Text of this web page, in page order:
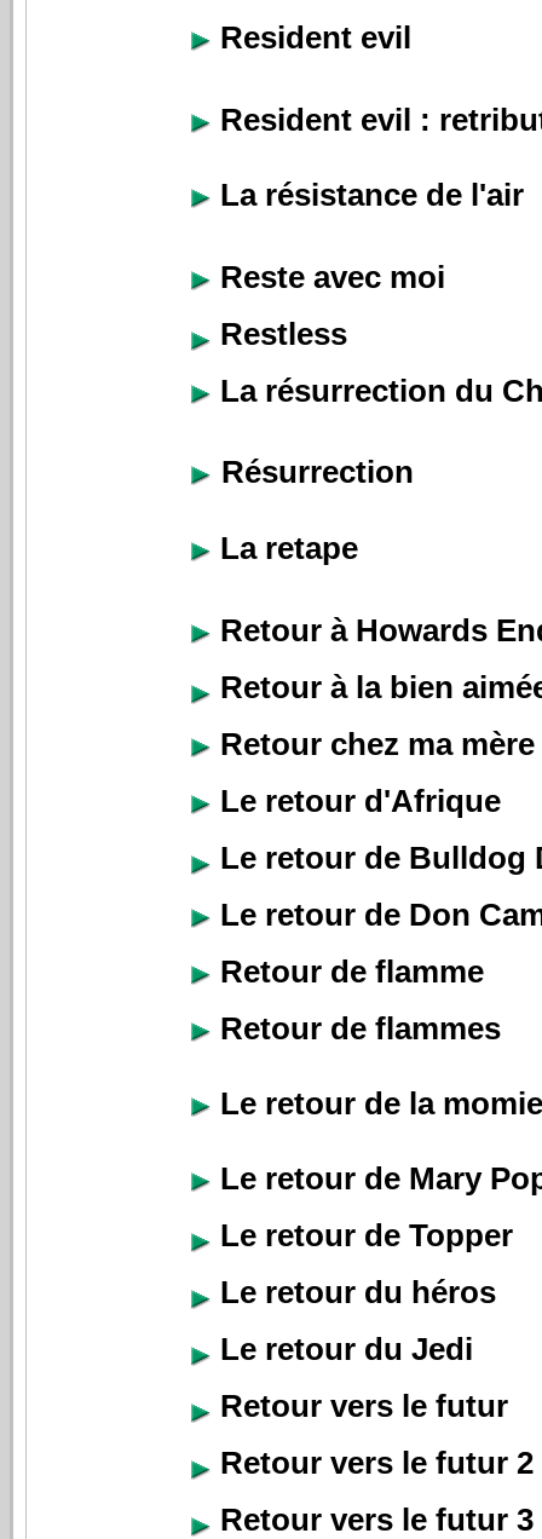
Resident evil
Resident evil :
La résistance de l'air
Reste avec moi
Restless
La résurrection du
Résurrection
La retape
Retour à Howards
Retour à la bien
Retour chez ma mère
Le retour d'Afrique
Le retour de Bulldog
Le retour de Don
Retour de flamme
Retour de flammes
Le retour de la momie
Le retour de Mary
Le retour de Topper
Le retour du héros
Le retour du Jedi
Retour vers le futur
Retour vers le futur 2
Retour vers le futur 3